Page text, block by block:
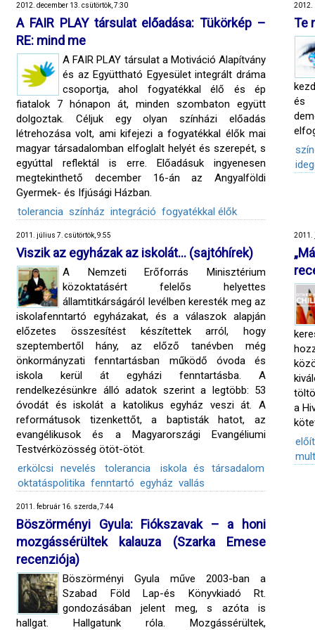
2012. december 13. csütörtök, 7:30
A FAIR PLAY társulat előadása: Tükörkép –
RE: mind me
A FAIR PLAY társulat a Motiváció Alapítvány
és az Együttható Egyesület integrált dráma
csoportja, ahol fogyatékkal élő és ép
fiatalok 7 hónapon át, minden szombaton együtt
dolgoztak. Céljuk egy olyan színházi előadás
létrehozása volt, ami kifejezi a fogyatékkal élők mai
magyar társadalomban elfoglalt helyét és szerepét, s
egyúttal reflektál is erre. Előadásuk ingyenesen
megtekinthető december 16-án az Angyalföldi
Gyermek- és Ifjúsági Házban.
tolerancia színház integráció fogyatékkal élők
2012.
Te
és
2011. július 7. csütörtök, 9:55
Viszik az egyházak az iskolát… (sajtóhírek)
A Nemzeti Erőforrás Minisztérium
közoktatásért felelős helyettes
államtitkárságáról levélben keresték meg az
iskolafenntartó egyházakat, és a válaszok alapján
előzetes összesítést készítettek arról, hogy
szeptembertől hány, az előző tanévben még
önkormányzati fenntartásban működő óvoda és
iskola kerül át egyházi fenntartásba. A
rendelkezésünkre álló adatok szerint a legtöbb: 53
óvodát és iskolát a katolikus egyház veszi át. A
reformátusok tizenkettőt, a baptisták hatot, az
evangélikusok és a Magyarországi Evangéliumi
Testvérközösség ötöt-ötöt.
erkölcsi nevelés
tolerancia
iskola és társadalom
oktatáspolitika fenntartó egyház vallás
2011.
a
2011. február 16. szerda, 7:44
Böszörményi Gyula: Fiókszavak – a honi
mozgássérültek kalauza (Szarka Emese
recenziója)
Böszörményi Gyula műve 2003-ban a
Szabad Föld Lap-és Könyvkiadó Rt.
gondozásában jelent meg, s azóta is
hallgat. Hallgatunk róla. Mozgássérültek,